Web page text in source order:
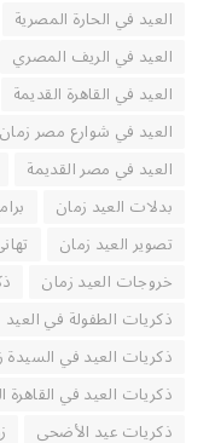
العيد في الحارة المصرية
العيد في الريف المصري
العيد في القاهرة القديمة
العيد في شوارع مصر زمان
العيد في مصر القديمة
بدلات العيد زمان
تصوير العيد زمان
خروجات العيد زمان
ذكريات الطفولة في العيد
ذكريات العيد في
ذكريات العيد في القاهرة
ذكريات عيد الأضحى